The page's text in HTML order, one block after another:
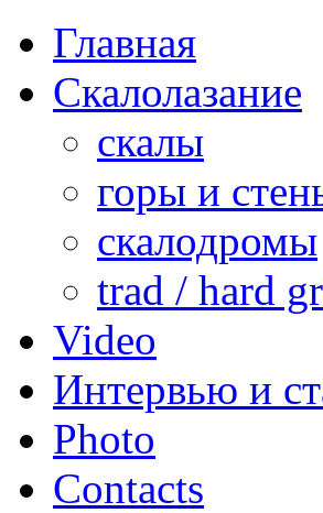
Главная
Скалолазание
скалы
горы и
скалодромы
trad / hard
Video
Интервью и
Photo
Contacts